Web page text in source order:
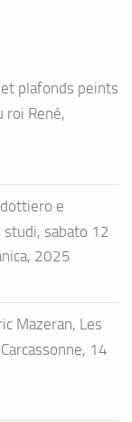
plafonds peints
roi René,
e
sabato 12
2025
Mazeran, Les
14